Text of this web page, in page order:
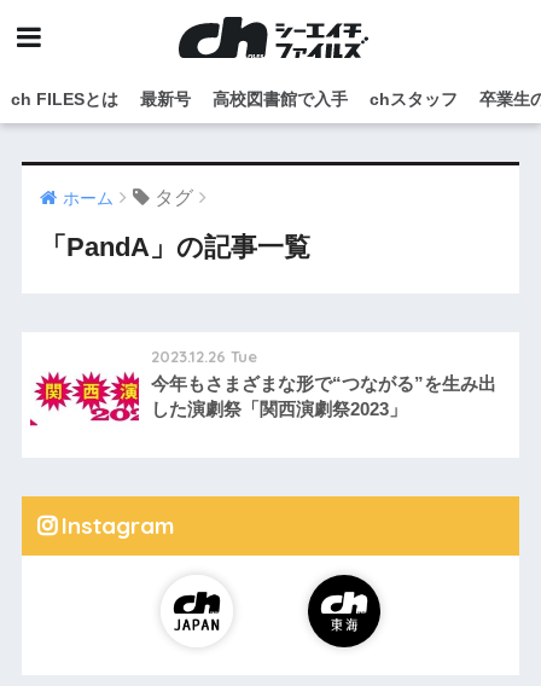
ch FILESとは 最新号 高校図書館で入手 chスタッフ 卒業生
ホーム タグ
「PandA」の記事一覧
2023.12.26 Tue
今年もさまざまな形で“つながる”を生み出
した演劇祭「関西演劇祭2023」
Instagram